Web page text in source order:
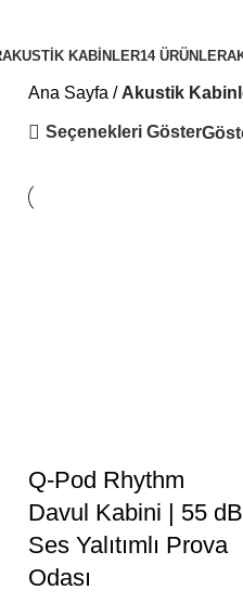
AKUSTIK KABINLER14 ÜRÜNLER
Ana Sayfa Akustik
Seçenekleri Göster
Q-Pod Rhythm
Davul Kabini | 55 dB
Ses Yalıtımlı Prova
Odası